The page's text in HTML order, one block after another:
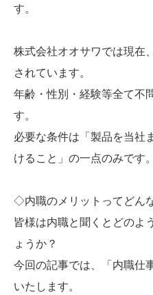
す。
株式会社オオサワでは現在
されています。
年齢・性別・経験等全て不
す。
必要な条件は「製品を当社
けること」の一点のみです。
◇内職のメリットってどん
皆様は内職と聞くとどのよ
ょうか？
今回の記事では、「内職仕
いたします。